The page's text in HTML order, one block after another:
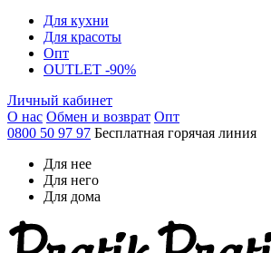
Для кухни
Для красоты
Опт
OUTLET -90%
Личный кабинет
О нас Обмен и возврат Опт
0800 50 97 97 Бесплатная горячая линия
Для нее
Для него
Для дома